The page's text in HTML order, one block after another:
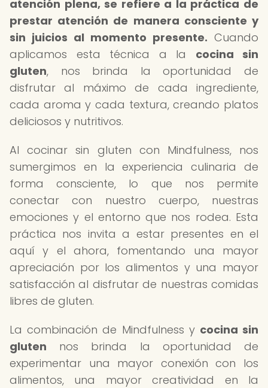
atención plena, se refiere a la práctica de
prestar atención de manera consciente y
sin juicios al momento presente. Cuando
aplicamos esta técnica a la cocina sin
gluten, nos brinda la oportunidad de
disfrutar al máximo de cada ingrediente,
cada aroma y cada textura, creando platos
deliciosos y nutritivos.
Al cocinar sin gluten con Mindfulness, nos
sumergimos en la experiencia culinaria de
forma consciente, lo que nos permite
conectar con nuestro cuerpo, nuestras
emociones y el entorno que nos rodea. Esta
práctica nos invita a estar presentes en el
aquí y el ahora, fomentando una mayor
apreciación por los alimentos y una mayor
satisfacción al disfrutar de nuestras comidas
libres de gluten.
La combinación de Mindfulness y cocina sin
gluten nos brinda la oportunidad de
experimentar una mayor conexión con los
alimentos, una mayor creatividad en la